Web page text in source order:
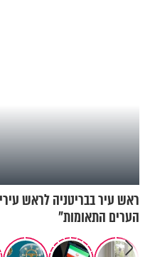
ראש עיר בבריטניה לראש
הערים התאומות״